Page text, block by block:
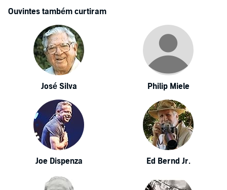
Ouvintes também curtiram
José Silva Philip Miele
Joe Dispenza Ed Bernd Jr.